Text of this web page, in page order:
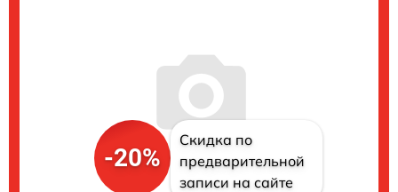
-20%
Скидка по
предварительной
записи на сайте